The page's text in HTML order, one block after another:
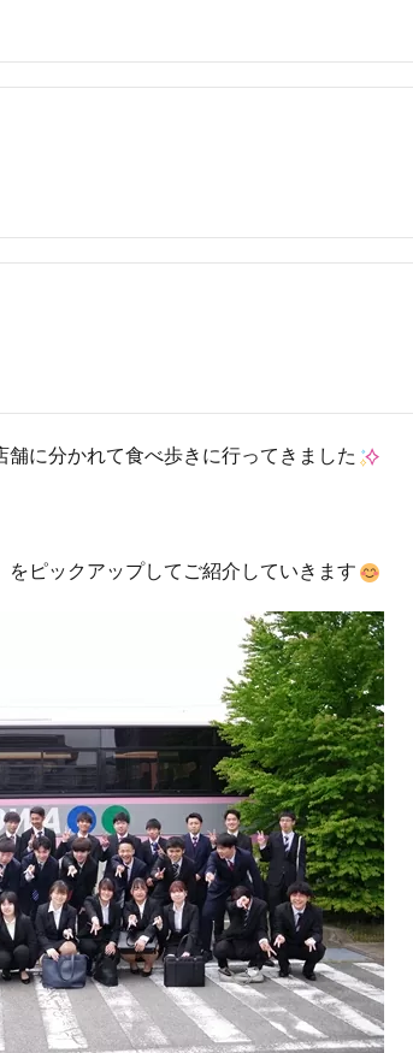
に分かれて食べ歩きに行ってきました
をピックアップしてご紹介していきます